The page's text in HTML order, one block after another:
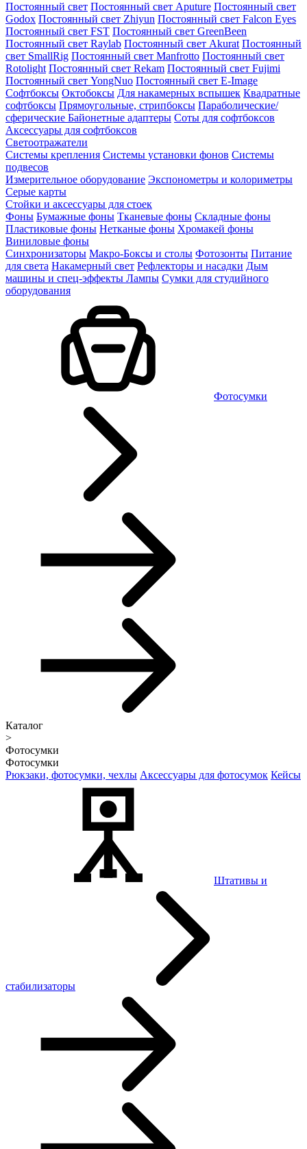
Постоянный свет Постоянный свет Aputure Постоянный свет
Godox Постоянный свет Zhiyun Постоянный свет Falcon Eyes
Постоянный свет FST Постоянный свет GreenBeen
Постоянный свет Raylab Постоянный свет Akurat Постоянный
свет SmallRig Постоянный свет Manfrotto Постоянный свет
Rotolight Постоянный свет Rekam Постоянный свет Fujimi
Постоянный свет YongNuo Постоянный свет E-Image
Софтбоксы Октобоксы Для накамерных вспышек Квадратные
софтбоксы Прямоугольные, стрипбоксы Параболические/
сферические Байонетныe адаптеры Соты для софтбоксов
Аксессуары для софтбоксов
Светоотражатели
Системы крепления Системы установки фонов Системы
подвесов
Измерительное оборудование Экспонометры и колориметры
Серые карты
Стойки и аксессуары для стоек
Фоны Бумажные фоны Тканевые фоны Складные фоны
Пластиковые фоны Нетканые фоны Хромакей фоны
Виниловые фоны
Синхронизаторы Макро-Боксы и столы Фотозонты Питание
для света Накамерный свет Рефлекторы и насадки Дым
машины и спец-эффекты Лампы Сумки для студийного
оборудования
Фотосумки
Каталог
>
Фотосумки
Фотосумки
Рюкзаки, фотосумки, чехлы Аксессуары для фотосумок Кейсы
Штативы и
стабилизаторы